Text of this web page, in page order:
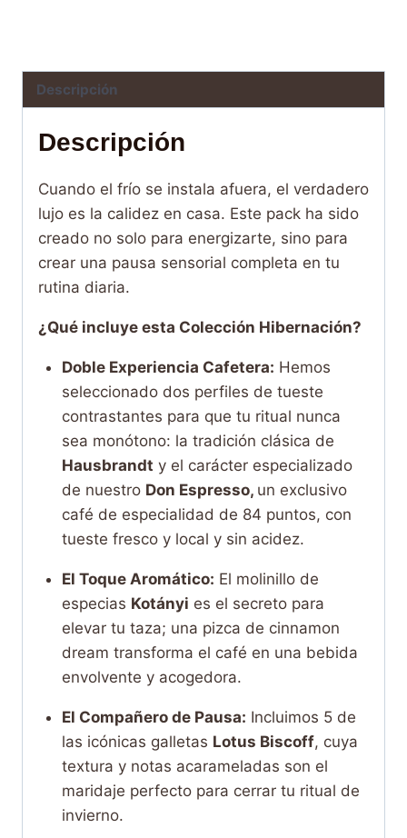
Descripción
Descripción
Cuando el frío se instala afuera, el verdadero
lujo es la calidez en casa. Este pack ha sido
creado no solo para energizarte, sino para
crear una pausa sensorial completa en tu
rutina diaria.
¿Qué incluye esta Colección Hibernación?
Doble Experiencia Cafetera: Hemos
seleccionado dos perfiles de tueste
contrastantes para que tu ritual nunca
sea monótono: la tradición clásica de
Hausbrandt y el carácter especializado
de nuestro Don Espresso, un exclusivo
café de especialidad de 84 puntos, con
tueste fresco y local y sin acidez.
El Toque Aromático: El molinillo de
especias Kotányi es el secreto para
elevar tu taza; una pizca de cinnamon
dream transforma el café en una bebida
envolvente y acogedora.
El Compañero de Pausa: Incluimos 5 de
las icónicas galletas Lotus Biscoff, cuya
textura y notas acarameladas son el
maridaje perfecto para cerrar tu ritual de
invierno.